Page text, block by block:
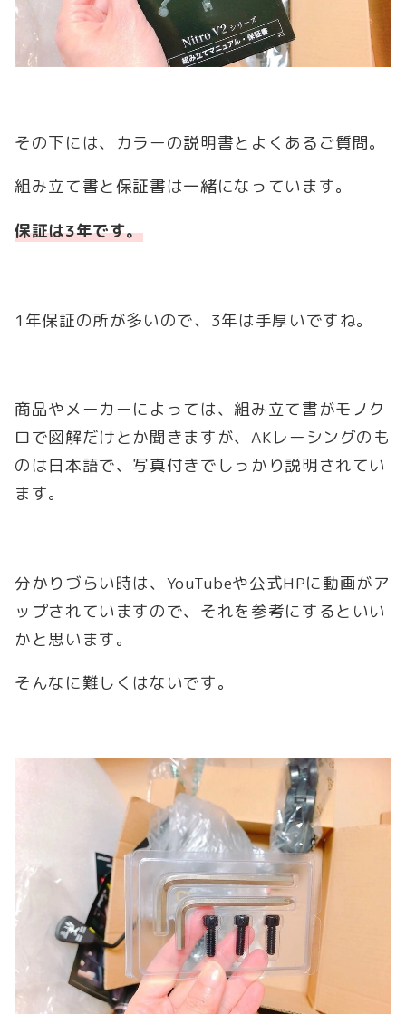
その下には、カラーの説明書とよくあるご質問。
組み立て書と保証書は一緒になっています。
保証は3年です。
1年保証の所が多いので、3年は手厚いですね。
商品やメーカーによっては、組み立て書がモノク
ロで図解だけとか聞きますが、AKレーシングのも
のは日本語で、写真付きでしっかり説明されてい
ます。
分かりづらい時は、YouTubeや公式HPに動画がア
ップされていますので、それを参考にするといい
かと思います。
そんなに難しくはないです。